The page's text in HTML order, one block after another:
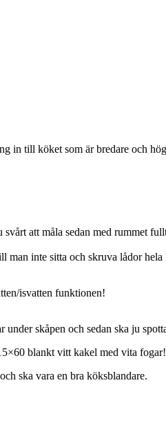
in till köket som är bredare och
att måla sedan med rummet
inte sitta och skruva lådor
isvatten funktionen!
skåpen och sedan ska ju
blankt vitt kakel med vita
ska vara en bra köksblandare.